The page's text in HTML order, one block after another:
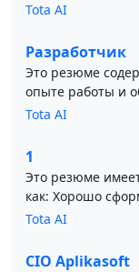
Tota AI
Разработчик
Это резюме
опыте работы и
Tota AI
1
Это резюме
как: Хорошо
Tota AI
CIO Aplikasoft